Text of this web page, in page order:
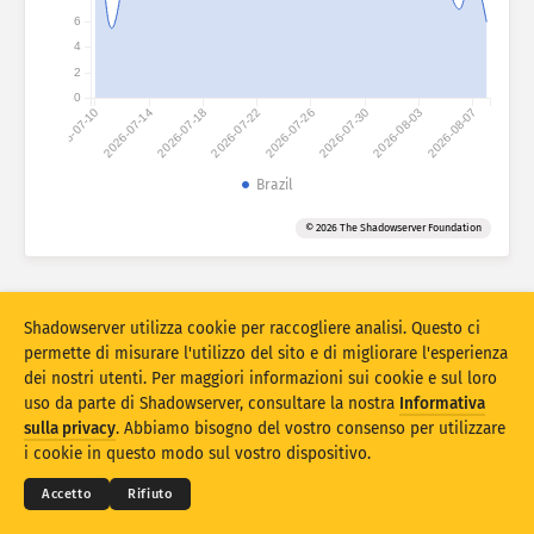
Raggruppa per
Stacking
Aggiorna automaticamente i risultati
Aggiorna Reset
attacchi honeypot cofinanziate dal Connecting Europe Facility dell'Unione
Europea.
2026-07-102026-07-142026-07-182026-07-222026-07-262026-07-302026-08-032026-08-07
0
2
4
6
Brazil
© 2026 The Shadowserver Foundation
© 2026THE SHADOWSERVER FOUNDATION
Privacy e condizioni
Contattaci Ringraziamenti
Shadowserver utilizza cookie per raccogliere analisi. Questo ci
permette di misurare l'utilizzo del sito e di migliorare l'esperienza
dei nostri utenti. Per maggiori informazioni sui cookie e sul loro
uso da parte di Shadowserver, consultare la nostra Informativa
sulla privacy. Abbiamo bisogno del vostro consenso per utilizzare
i cookie in questo modo sul vostro dispositivo.
Accetto Rifiuto